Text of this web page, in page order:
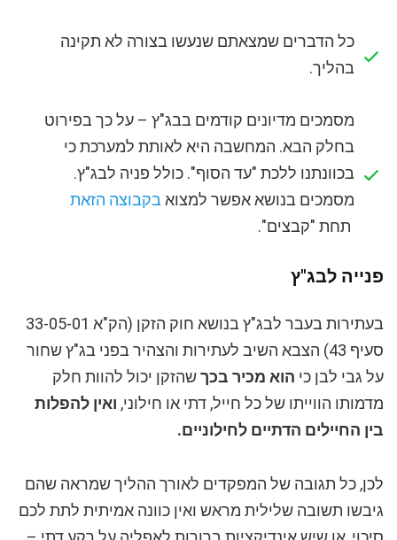
כל הדברים שמצאתם שנעשו בצורה לא תקינה
בהליך.
מסמכים מדיונים קודמים בבג"ץ – על כך בפירוט
בחלק הבא. המחשבה היא לאותת למערכת כי
בכוונתנו ללכת "עד הסוף". כולל פניה לבג"ץ.
מסמכים בנושא אפשר למצוא בקבוצה הזאת
תחת "קבצים".
פנייה לבג"ץ
בעתירות בעבר לבג"ץ בנושא חוק הזקן (הק"א 33-05-01
סעיף 43) הצבא השיב לעתירות והצהיר בפני בג"ץ שחור
על גבי לבן כי הוא מכיר בכךשהזקן יכול להוות חלק
מדמותו הווייתו של כל חייל, דתי או חילוני, ואין להפלות
בין החיילים הדתיים לחילוניים.
לכן, כל תגובה של המפקדים לאורך ההליך שמראה שהם
גיבשו תשובה שלילית מראש ואין כוונה אמיתית לתת לכם